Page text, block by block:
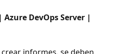
Azure DevOps Server |
informes, se deben